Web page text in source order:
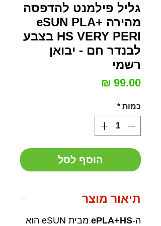
גליל פילמנט להדפסה
מהירה eSUN PLA+
HS VERY PERI בצבע
לבנדר חם - יבואן
רשמי
כמות *
הוסף לסל
תיאור מוצר
ה-ePLA+HS
מבית eSUN הוא